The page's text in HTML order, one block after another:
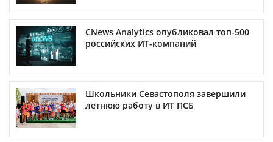
CNews Analytics опубликовал топ-500
российских ИТ-компаний
Школьники Севастополя завершили
летнюю работу в ИТ ПСБ